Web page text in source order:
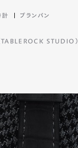
計 ブランパン
TABLEROCK STUDIO）